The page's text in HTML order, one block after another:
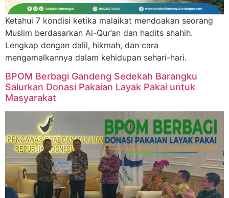
Ketahui 7 kondisi ketika malaikat mendoakan seorang
Muslim berdasarkan Al-Qur’an dan hadits shahih.
Lengkap dengan dalil, hikmah, dan cara
mengamalkannya dalam kehidupan sehari-hari.
BPOM Berbagi Gandeng Sedekah Barangku
Salurkan Donasi Pakaian Layak Pakai untuk
Masyarakat